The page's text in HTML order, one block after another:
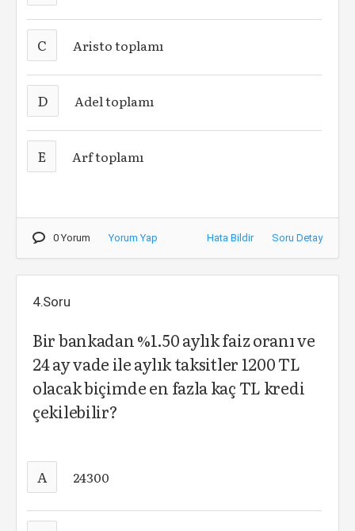
C Aristo toplamı
D Adel toplamı
E Arf toplamı
0 Yorum Yorum Yap Hata Bildir Soru Detay
4.Soru
Bir bankadan %1.50 aylık faiz oranı ve
24 ay vade ile aylık taksitler 1200 TL
olacak biçimde en fazla kaç TL kredi
çekilebilir?
A 24300